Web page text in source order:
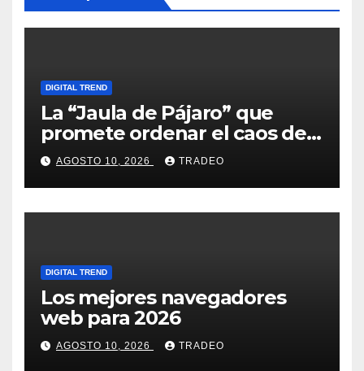
DIGITAL TREND
La “Jaula de Pájaro” que
promete ordenar el caos de
ChatGPT
AGOSTO 10, 2026 TRADEO
DIGITAL TREND
Los mejores navegadores
web para 2026
AGOSTO 10, 2026 TRADEO